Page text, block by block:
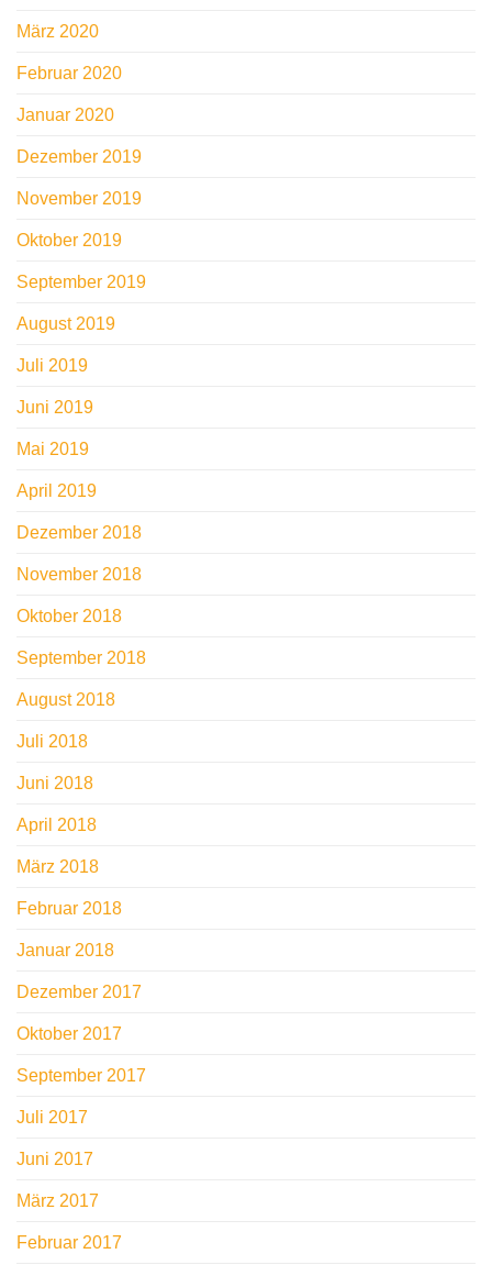
März 2020
Februar 2020
Januar 2020
Dezember 2019
November 2019
Oktober 2019
September 2019
August 2019
Juli 2019
Juni 2019
Mai 2019
April 2019
Dezember 2018
November 2018
Oktober 2018
September 2018
August 2018
Juli 2018
Juni 2018
April 2018
März 2018
Februar 2018
Januar 2018
Dezember 2017
Oktober 2017
September 2017
Juli 2017
Juni 2017
März 2017
Februar 2017